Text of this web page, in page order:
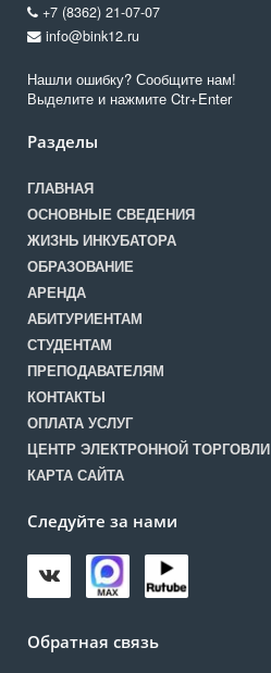
+7 (8362) 21-07-07
info@bink12.ru
Нашли ошибку? Сообщите нам!
Выделите и нажмите Ctr+Enter
Разделы
ГЛАВНАЯ
ОСНОВНЫЕ СВЕДЕНИЯ
ЖИЗНЬ ИНКУБАТОРА
ОБРАЗОВАНИЕ
АРЕНДА
АБИТУРИЕНТАМ
СТУДЕНТАМ
ПРЕПОДАВАТЕЛЯМ
КОНТАКТЫ
ОПЛАТА УСЛУГ
ЦЕНТР ЭЛЕКТРОННОЙ ТОРГОВЛИ
КАРТА САЙТА
Следуйте за нами
Обратная связь